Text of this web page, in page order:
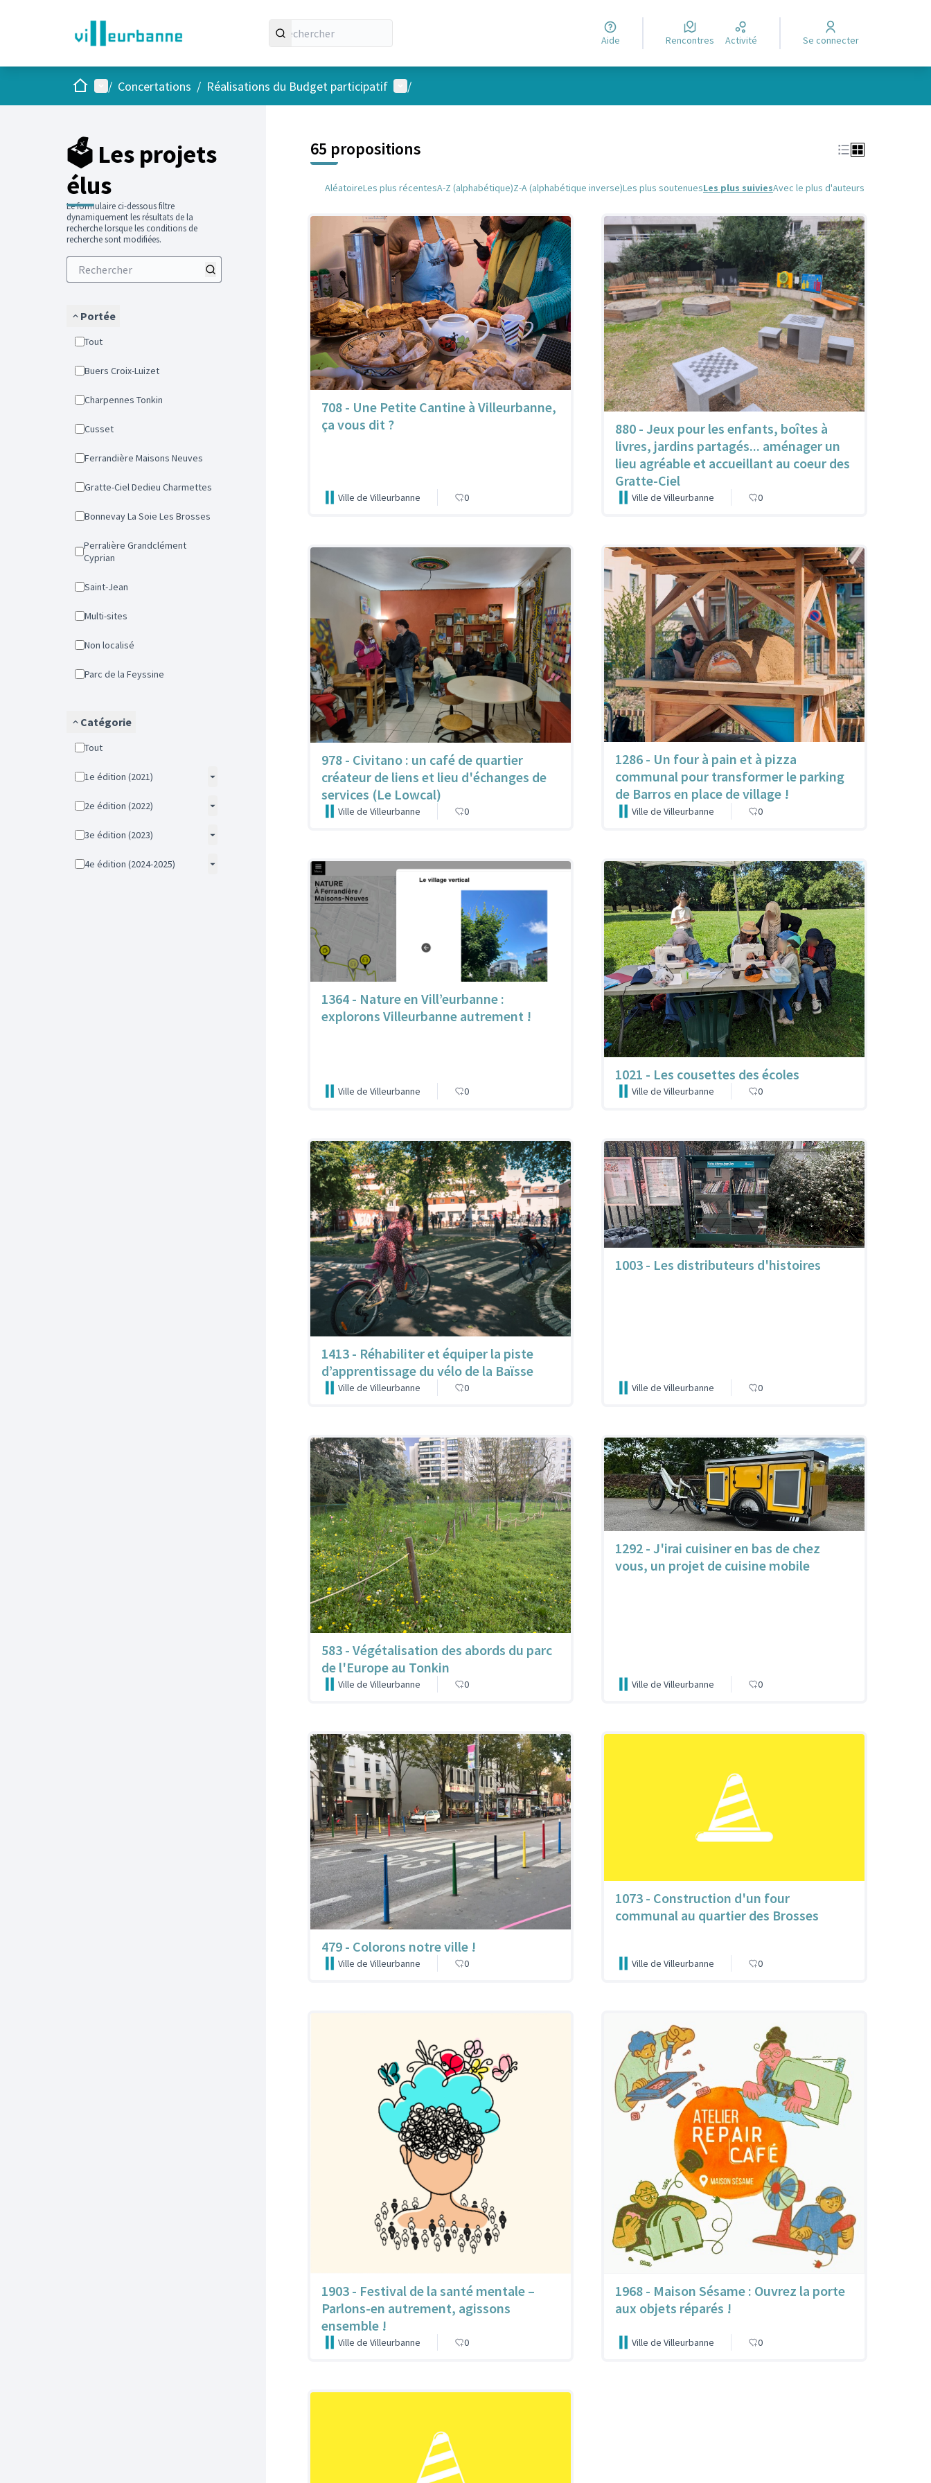
Aide Rencontres Activité Se connecter
AccueilMenu principal
/ Concertations / Réalisations du Budget participatif Menu utilisateur
/
🗳️ Les projets
élus
Le formulaire ci-dessous filtre
dynamiquement les résultats de la
recherche lorsque les conditions de
recherche sont modifiées.
Portée
Tout
Buers Croix-Luizet
Charpennes Tonkin
Cusset
Ferrandière Maisons Neuves
Gratte-Ciel Dedieu Charmettes
Bonnevay La Soie Les Brosses
Perralière Grandclément
Cyprian
Saint-Jean
Multi-sites
Non localisé
Parc de la Feyssine
Catégorie
Tout
1e édition (2021)
2e édition (2022)
3e édition (2023)
4e édition (2024-2025)
65 propositions
AléatoireLes plus récentesA-Z (alphabétique)Z-A (alphabétique inverse)Les plus soutenuesLes plus suiviesAvec le plus d'auteurs
708 - Une Petite Cantine à Villeurbanne,
ça vous dit ?
Ville de Villeurbanne 0
880 - Jeux pour les enfants, boîtes à
livres, jardins partagés... aménager un
lieu agréable et accueillant au coeur des
Gratte-Ciel
Ville de Villeurbanne 0
978 - Civitano : un café de quartier
créateur de liens et lieu d'échanges de
services (Le Lowcal)
Ville de Villeurbanne 0
1286 - Un four à pain et à pizza
communal pour transformer le parking
de Barros en place de village !
Ville de Villeurbanne 0
1364 - Nature en Vill’eurbanne :
explorons Villeurbanne autrement !
Ville de Villeurbanne 0
1021 - Les cousettes des écoles
Ville de Villeurbanne 0
1413 - Réhabiliter et équiper la piste
d’apprentissage du vélo de la Baïsse
Ville de Villeurbanne 0
1003 - Les distributeurs d'histoires
Ville de Villeurbanne 0
583 - Végétalisation des abords du parc
de l'Europe au Tonkin
Ville de Villeurbanne 0
1292 - J'irai cuisiner en bas de chez
vous, un projet de cuisine mobile
Ville de Villeurbanne 0
479 - Colorons notre ville !
Ville de Villeurbanne 0
1073 - Construction d'un four
communal au quartier des Brosses
Ville de Villeurbanne 0
1903 - Festival de la santé mentale –
Parlons-en autrement, agissons
ensemble !
Ville de Villeurbanne 0
1968 - Maison Sésame : Ouvrez la porte
aux objets réparés !
Ville de Villeurbanne 0